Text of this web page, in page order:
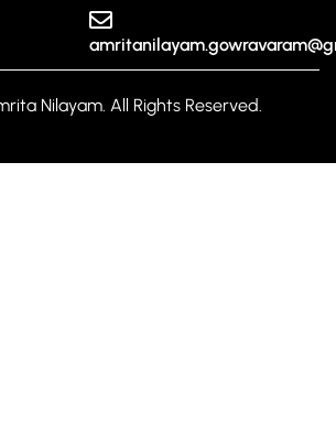
Nilayam. All Rights Reserved.